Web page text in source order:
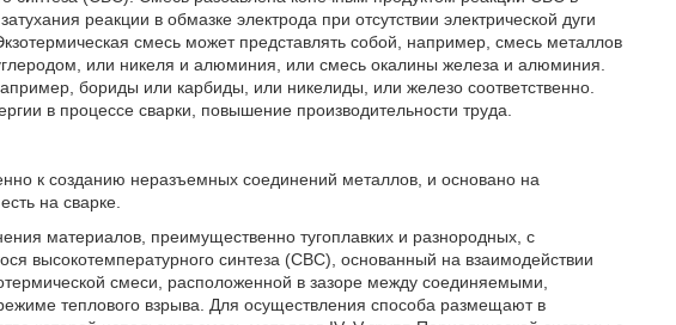
реакции в обмазке электрода при отсутствии электрической дуги
смесь может представлять собой, например, смесь металлов
или никеля и алюминия, или смесь окалины железа и алюминия.
бориды или карбиды, или никелиды, или железо соответственно.
в процессе сварки, повышение производительности труда.
к созданию неразъемных соединений металлов, и основано на
на сварке.
материалов, преимущественно тугоплавких и разнородных, с
высокотемпературного синтеза (СВС), основанный на взаимодействии
смеси, расположенной в зазоре между соединяемыми,
теплового взрыва. Для осуществления способа размещают в